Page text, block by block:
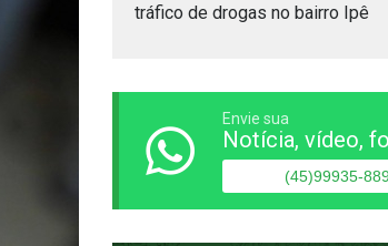
tráfico de drogas no bairro Ipê
Envie sua
Notícia, vídeo,
(45)99935-